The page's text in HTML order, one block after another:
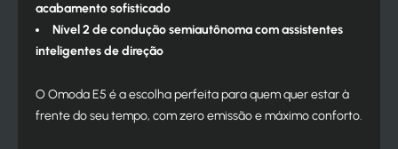
acabamento sofisticado
Nível 2 de condução semiautônoma com assistentes
inteligentes de direção
O Omoda E5 é a escolha perfeita para quem quer estar à
frente do seu tempo, com zero emissão e máximo conforto.